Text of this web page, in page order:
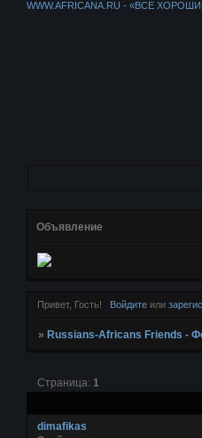
WWW.AFRICANA.RU - «ВСЕ
Объявление
Привет, Гость! Войдитеили
» Russians-Africans Friends -
Страница: 1
dimafikas